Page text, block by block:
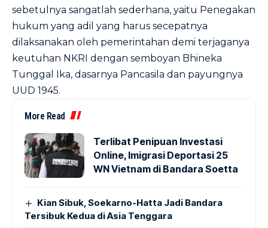
sebetulnya sangatlah sederhana, yaitu Penegakan
hukum yang adil yang harus secepatnya
dilaksanakan oleh pemerintahan demi terjaganya
keutuhan NKRI dengan semboyan Bhineka
Tunggal Ika, dasarnya Pancasila dan payungnya
UUD 1945.
More Read
Terlibat Penipuan Investasi
Online, Imigrasi Deportasi 25
WN Vietnam di Bandara Soetta
Kian Sibuk, Soekarno-Hatta Jadi Bandara
Tersibuk Kedua di Asia Tenggara